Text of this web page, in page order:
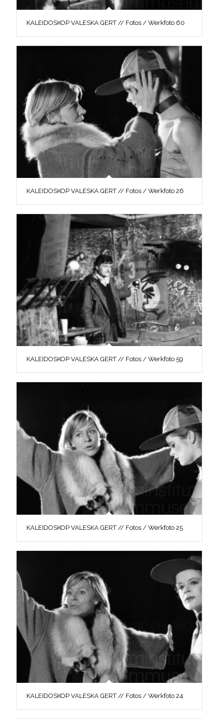
KALEIDOSKOP VALESKA GERT // Fotos / Werkfoto 60
KALEIDOSKOP VALESKA GERT // Fotos / Werkfoto 26
KALEIDOSKOP VALESKA GERT // Fotos / Werkfoto 59
KALEIDOSKOP VALESKA GERT // Fotos / Werkfoto 25
KALEIDOSKOP VALESKA GERT // Fotos / Werkfoto 24